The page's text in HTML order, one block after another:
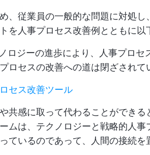
、従業員の一般的な問題に対処
を人事プロセス改善例とともに以
ロジーの進歩により、人事プロセ
ロセスの改善への道は閉ざされて
セス改善ツール
共感に取って代わることができ
ムは、テクノロジーと戦略的人
ているのであって、人間の接続を